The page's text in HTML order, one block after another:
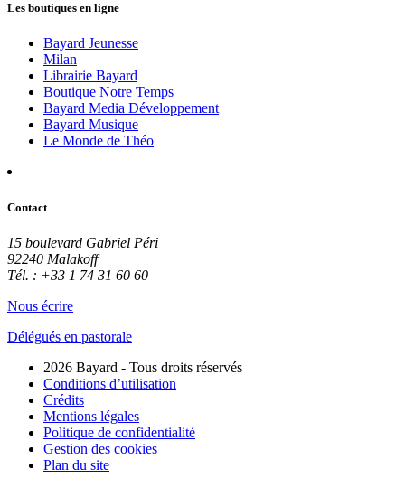
Les boutiques en ligne
Bayard Jeunesse
Milan
Librairie Bayard
Boutique Notre Temps
Bayard Media Développement
Bayard Musique
Le Monde de Théo
Contact
15 boulevard Gabriel Péri
92240 Malakoff
Tél. : +33 1 74 31 60 60
Nous écrire
Délégués en pastorale
2026 Bayard - Tous droits réservés
Conditions d’utilisation
Crédits
Mentions légales
Politique de confidentialité
Gestion des cookies
Plan du site